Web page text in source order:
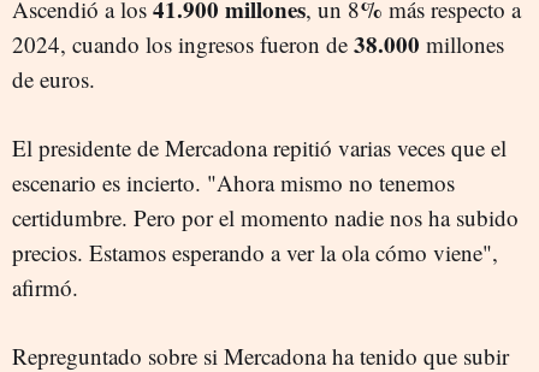
Ascendió a los 41.900 millones, un 8% más respecto a
2024, cuando los ingresos fueron de 38.000 millones
de euros.
El presidente de Mercadona repitió varias veces que el
escenario es incierto. "Ahora mismo no tenemos
certidumbre. Pero por el momento nadie nos ha subido
precios. Estamos esperando a ver la ola cómo viene",
afirmó.
Repreguntado sobre si Mercadona ha tenido que subir